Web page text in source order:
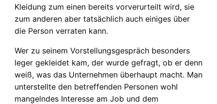
Kleidung zum einen bereits vorverurteilt wird, sie
zum anderen aber tatsächlich auch einiges über
die Person verraten kann.
Wer zu seinem Vorstellungsgespräch besonders
leger gekleidet kam, der wurde gefragt, ob er denn
weiß, was das Unternehmen überhaupt macht. Man
unterstellte den betreffenden Personen wohl
mangelndes Interesse am Job und dem